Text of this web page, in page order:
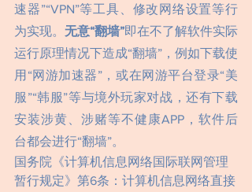
速器”“VPN”等工具、修改网络设置等行
为实现。 无意“翻墙”即在不了解软件实际
运行原理情况下造成“翻墙”，例如下载使
用“网游加速器”，或在网游平台登录“美
服”“韩服”等与境外玩家对战，还有下载
安装涉黄、涉赌等不健康APP，软件后
台都会进行“翻墙”。
国务院《计算机信息网络国际联网管理
暂行规定》第6条：计算机信息网络直接